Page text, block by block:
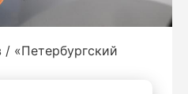
«Петербургский